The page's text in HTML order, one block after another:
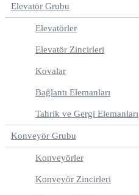
Elevatör Grubu
Elevatörler
Elevatör Zincirleri
Kovalar
Bağlantı Elemanları
Tahrik ve Gergi Elemanları
Konveyör Grubu
Konveyörler
Konveyör Zincirleri